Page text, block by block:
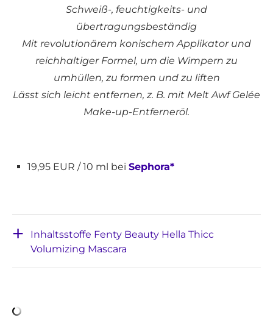
Schweiß-, feuchtigkeits- und
übertragungsbeständig
Mit revolutionärem konischem Applikator und
reichhaltiger Formel, um die Wimpern zu
umhüllen, zu formen und zu liften
Lässt sich leicht entfernen, z. B. mit Melt Awf Gelée
Make-up-Entferneröl.
19,95 EUR / 10 ml bei Sephora*
Inhaltsstoffe Fenty Beauty Hella Thicc
Volumizing Mascara